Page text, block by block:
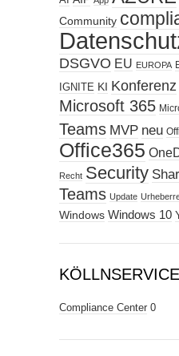
Community
DSGVO EU EUROPA
IGNITE KI Konferenz
Microsoft 365
Teams MVP neu
Office365
Recht Security
Teams Update
Windows Windows 10
Compliance Center 0